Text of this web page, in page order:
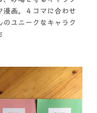
漫画。４コマに合わせ
ユニークなキャラク